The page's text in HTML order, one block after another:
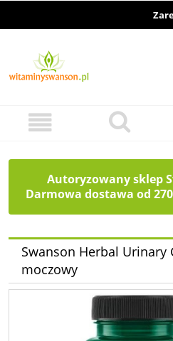
Autoryzowany sklep
Darmowa dostawa od
Swanson Herbal Urinary
moczowy